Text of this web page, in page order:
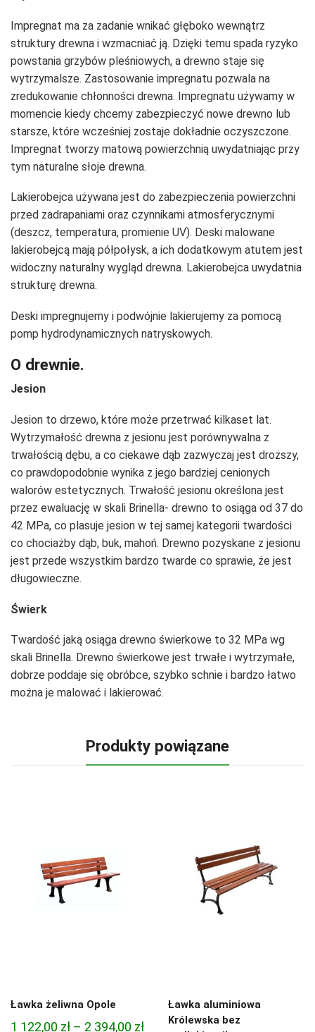
Impregnat ma za zadanie wnikać głęboko wewnątrz
struktury drewna i wzmacniać ją. Dzięki temu spada ryzyko
powstania grzybów pleśniowych, a drewno staje się
wytrzymalsze. Zastosowanie impregnatu pozwala na
zredukowanie chłonności drewna. Impregnatu używamy w
momencie kiedy chcemy zabezpieczyć nowe drewno lub
starsze, które wcześniej zostaje dokładnie oczyszczone.
Impregnat tworzy matową powierzchnią uwydatniając przy
tym naturalne słoje drewna.
Lakierobejca używana jest do zabezpieczenia powierzchni
przed zadrapaniami oraz czynnikami atmosferycznymi
(deszcz, temperatura, promienie UV). Deski malowane
lakierobejcą mają półpołysk, a ich dodatkowym atutem jest
widoczny naturalny wygląd drewna. Lakierobejca uwydatnia
strukturę drewna.
Deski impregnujemy i podwójnie lakierujemy za pomocą
pomp hydrodynamicznych natryskowych.
O drewnie.
Jesion
Jesion to drzewo, które może przetrwać kilkaset lat.
Wytrzymałość drewna z jesionu jest porównywalna z
trwałością dębu, a co ciekawe dąb zazwyczaj jest droższy,
co prawdopodobnie wynika z jego bardziej cenionych
walorów estetycznych. Trwałość jesionu określona jest
przez ewaluację w skali Brinella- drewno to osiąga od 37 do
42 MPa, co plasuje jesion w tej samej kategorii twardości
co chociażby dąb, buk, mahoń. Drewno pozyskane z jesionu
jest przede wszystkim bardzo twarde co sprawie, że jest
długowieczne.
Świerk
Twardość jaką osiąga drewno świerkowe to 32 MPa wg
skali Brinella. Drewno świerkowe jest trwałe i wytrzymałe,
dobrze poddaje się obróbce, szybko schnie i bardzo łatwo
można je malować i lakierować.
Produkty powiązane
Ławka żeliwna Opole
1 122,00 zł – 2 394,00 złZakres
Ławka aluminiowa
Królewska bez